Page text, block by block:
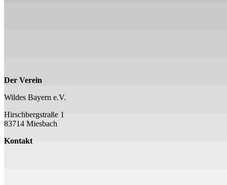
Der Verein
Wildes Bayern e.V.
Hirschbergstraße 1
83714 Miesbach
Kontakt